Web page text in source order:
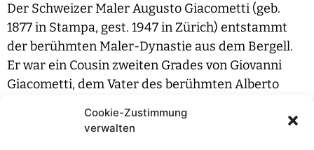
Cookie-Zustimmung
verwalten
Der Schweizer Maler Augusto Giacometti (geb.
1877 in Stampa, gest. 1947 in Zürich) entstammt
der berühmten Maler-Dynastie aus dem Bergell.
Er war ein Cousin zweiten Grades von Giovanni
Giacometti, dem Vater des berühmten Alberto
Giacometti- Freiheit – Auftrag“ im Aargauer